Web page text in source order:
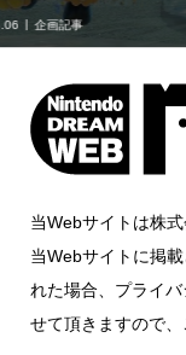
2026.08.06
当Webサイトは株
当Webサイトに掲
れた場合、プライ
せて頂きますので、